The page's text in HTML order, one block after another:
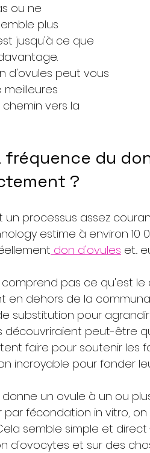
ou ne
plus
jusqu'à ce que
d'ovules peut vous
vers la
fréquence du
?
un processus assez
estime à environ 10
don d'ovules et...
pas ce qu'est
en dehors de la
substitution pour
découvriraient peut-être
faire pour soutenir les
incroyable pour fonder
un ovule à un ou
fécondation in vitro,
semble simple et
d'ovocytes et sur des